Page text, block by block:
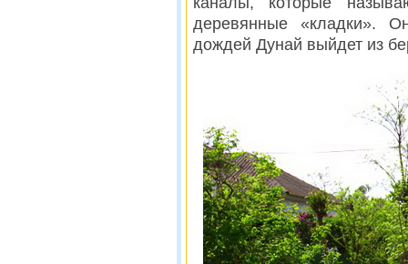
деревянные «кладки».
дождей Дунай выйдет из